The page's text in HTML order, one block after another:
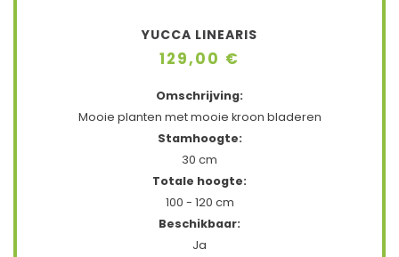
YUCCA LINEARIS
129,00 €
Omschrijving:
Mooie planten met mooie kroon bladeren
Stamhoogte:
30 cm
Totale hoogte:
100 - 120 cm
Beschikbaar:
Ja